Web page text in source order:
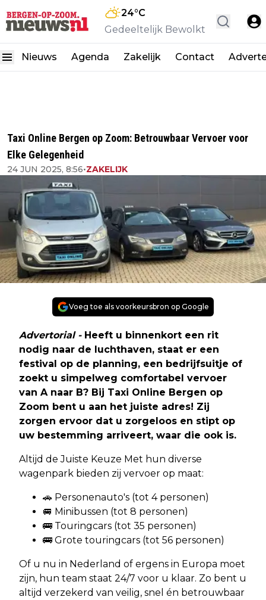
24°C
Gedeeltelijk Bewolkt
Nieuws Agenda Zakelijk Contact
Taxi Online Bergen op Zoom: Betrouwbaar Vervoer voor
Elke Gelegenheid
24 JUN 2025, 8:56•ZAKELIJK
Voeg toe als voorkeursbron op Google
Advertorial - Heeft u binnenkort een rit
nodig naar de luchthaven, staat er een
festival op de planning, een bedrijfsuitje of
zoekt u simpelweg comfortabel vervoer
van A naar B? Bij Taxi Online Bergen op
Zoom bent u aan het juiste adres! Zij
zorgen ervoor dat u zorgeloos en stipt op
uw bestemming arriveert, waar die ook is.
Altijd de Juiste Keuze Met hun diverse
wagenpark bieden zij vervoer op maat:
🚗 Personenauto's (tot 4 personen)
🚐 Minibussen (tot 8 personen)
🚌 Touringcars (tot 35 personen)
🚌 Grote touringcars (tot 56 personen)
Of u nu in Nederland of ergens in Europa moet
zijn, hun team staat 24/7 voor u klaar. Zo bent u
altijd verzekerd van veilig, snel én betrouwbaar